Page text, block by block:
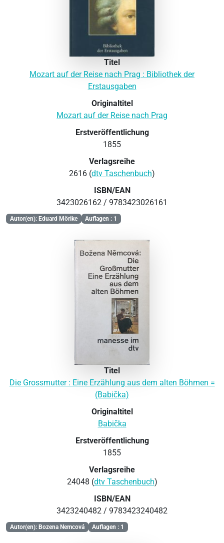
Titel
Mozart auf der Reise nach Prag : Bibliothek der
Erstausgaben
Originaltitel
Mozart auf der Reise nach Prag
Erstveröffentlichung
1855
Verlagsreihe
2616 (dtv Taschenbuch)
ISBN/EAN
3423026162 / 9783423026161
Autor(en): Eduard Mörike Auflagen : 1
Titel
Die Grossmutter : Eine Erzählung aus dem alten Böhmen =
(Babička)
Originaltitel
Babička
Erstveröffentlichung
1855
Verlagsreihe
24048 (dtv Taschenbuch)
ISBN/EAN
3423240482 / 9783423240482
Autor(en): Bozena Nemcová Auflagen : 1